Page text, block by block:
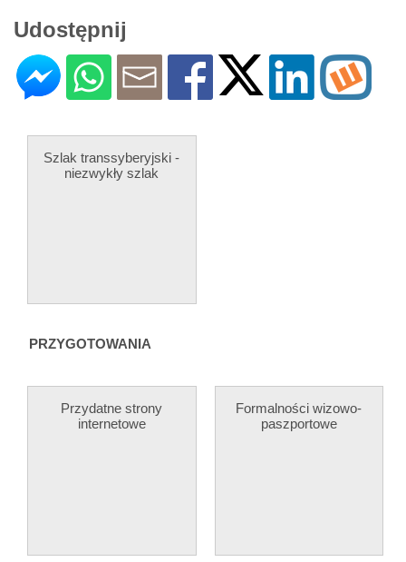
Udostępnij
Szlak transsyberyjski -
niezwykły szlak
PRZYGOTOWANIA
Przydatne strony
internetowe
Formalności wizowo-
paszportowe